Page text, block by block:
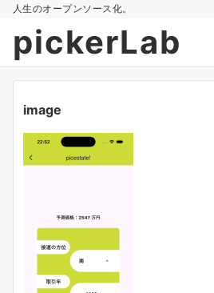
人生のオープンソース化。
pickerLab
image